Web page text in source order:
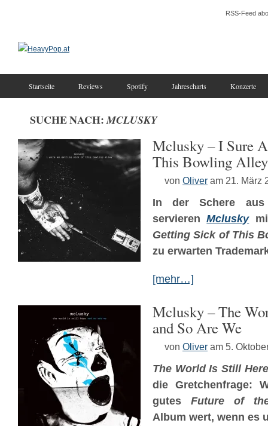
RSS-Feed
Startseite Reviews Spotify Jahrescharts Konzerte
SUCHE NACH:MCLUSKY
Mclusky – I Sure
This Bowling Alley
von Oliver am 21. März
In der Schere
servierenMclusky
Getting Sick of This
zu erwarten
[mehr…]
Mclusky – The
and So Are We
von Oliver am 5.
The World Is Still
die Gretchenfrage:
gutes Future of
Album wert, wenn es